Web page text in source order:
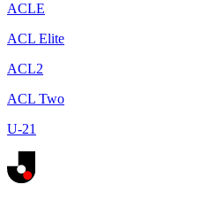
ACLE
ACL Elite
ACL2
ACL Two
U-21